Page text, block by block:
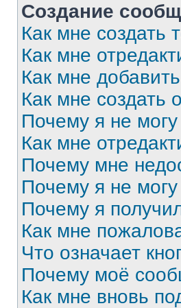
Создание
Как мне создать
Как мне
Как мне
Как мне создать
Почему я не
Как мне
Почему мне
Почему я не
Почему я
Как мне
Что означает
Почему моё
Как мне вновь